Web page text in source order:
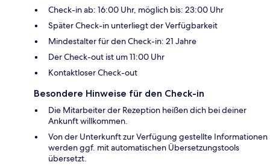
Check-in ab: 16:00 Uhr, möglich bis: 23:00 Uhr
Später Check-in unterliegt der Verfügbarkeit
Mindestalter für den Check-in: 21 Jahre
Der Check-out ist um 11:00 Uhr
Kontaktloser Check-out
Besondere Hinweise für den Check-in
Die Mitarbeiter der Rezeption heißen dich bei deiner
Ankunft willkommen.
Von der Unterkunft zur Verfügung gestellte Informationen
werden ggf. mit automatischen Übersetzungstools
übersetzt.